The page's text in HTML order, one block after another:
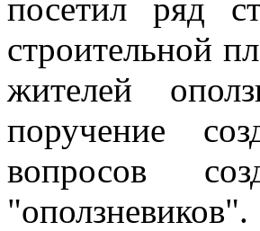
посетил ряд
строительной
жителей
поручение
вопросов
"оползневиков".